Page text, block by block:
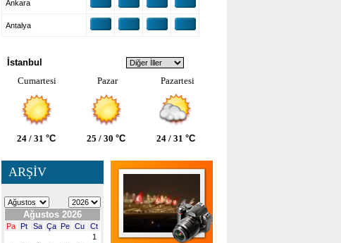
Ankara
Antalya
İstanbul
Cumartesi
Pazar Pazartesi
24 / 31 °C 25 / 30 °C 24 / 31 °C
ARŞİV